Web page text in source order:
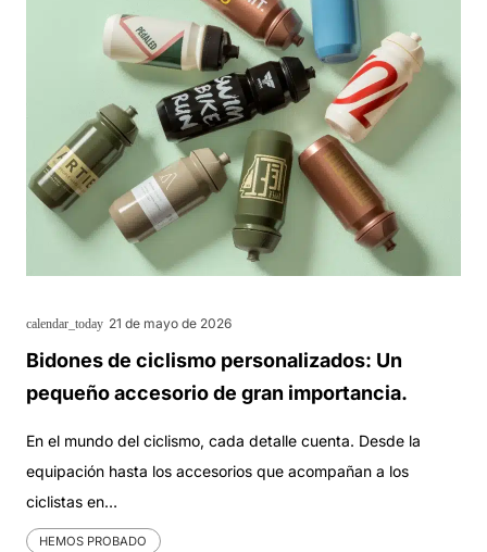
calendar_today 21 de mayo de 2026
Bidones de ciclismo personalizados: Un
pequeño accesorio de gran importancia.
En el mundo del ciclismo, cada detalle cuenta. Desde la
equipación hasta los accesorios que acompañan a los
ciclistas en…
HEMOS PROBADO